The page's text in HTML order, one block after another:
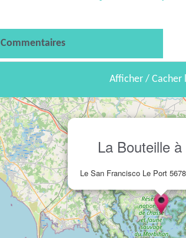
Commentaires
Afficher / Cacher
La Bouteille
Le San Francisco Le Port